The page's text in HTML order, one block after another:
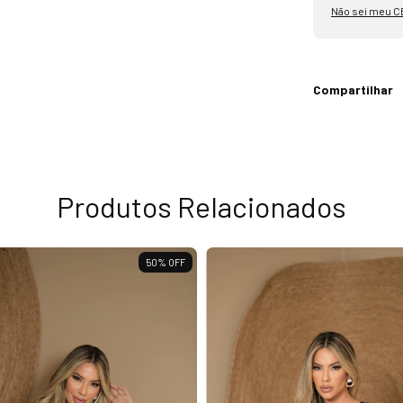
Não sei meu
Compartilhar
Produtos Relacionados
50% OFF